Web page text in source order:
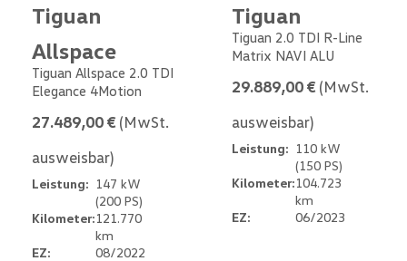
Tiguan
Allspace
Tiguan Allspace 2.0 TDI
Elegance 4Motion
27.489,00 € (MwSt.
ausweisbar)
Leistung: 147 kW
(200 PS)
Kilometer:121.770
km
EZ:
08/2022
Tiguan
Tiguan 2.0 TDI R-Line
Matrix NAVI ALU
29.889,00 € (MwSt.
ausweisbar)
Leistung: 110 kW
(150 PS)
Kilometer:104.723
km
EZ:
06/2023